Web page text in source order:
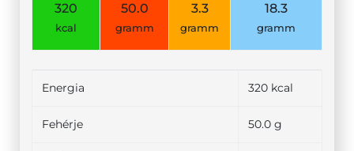
320
kcal
50.0
gramm
3.3
gramm
18.3
gramm
Energia 320 kcal
Fehérje 50.0 g